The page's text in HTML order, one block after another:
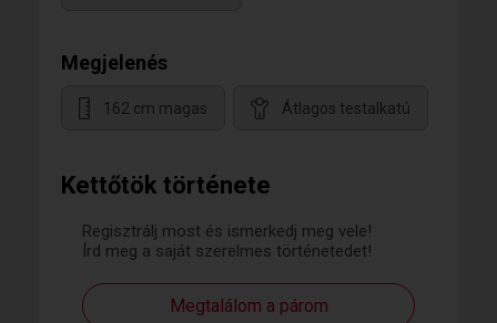
Kettőtök története
Regisztrálj most és ismerkedj meg vele!
Írd meg a saját szerelmes történetedet!
Megtalálom a párom
Megjelenés
162 cm magas Átlagos testalkatú